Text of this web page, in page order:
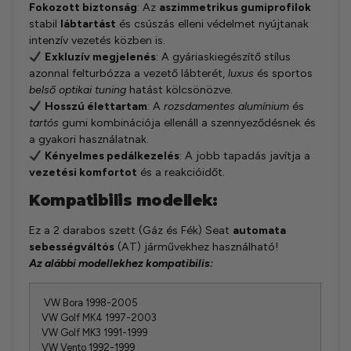
Fokozott biztonság: Az aszimmetrikus gumiprofilok
stabil lábtartást és csúszás elleni védelmet nyújtanak
intenzív vezetés közben is.
Exkluzív megjelenés: A gyáriaskiegészítő stílus
azonnal felturbózza a vezető lábterét,luxus és sportos
belső optikai tuning hatást kölcsönözve.
Hosszú élettartam: Arozsdamentes alumínium és
tartós gumi kombinációja ellenáll a szennyeződésnek és
a gyakori használatnak.
Kényelmes pedálkezelés: A jobb tapadás javítja a
vezetési komfortot és a reakcióidőt.
Kompatibilis modellek:
Ez a 2 darabos szett (Gáz és Fék) Seat automata
sebességváltós (AT) járművekhez használható!
Az alábbi modellekhez kompatibilis:
VW Bora 1998-2005
VW Golf MK4 1997-2003
VW Golf MK3 1991-1999
VW Vento 1992-1999